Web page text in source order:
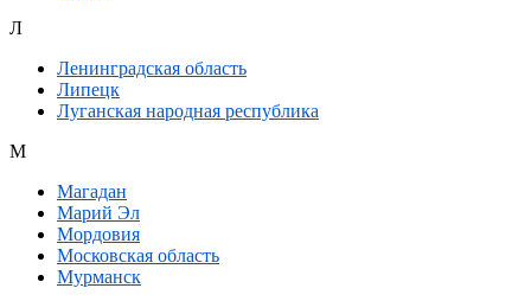
Л
Ленинградская область
Липецк
Луганская народная республика
М
Магадан
Марий Эл
Мордовия
Московская область
Мурманск